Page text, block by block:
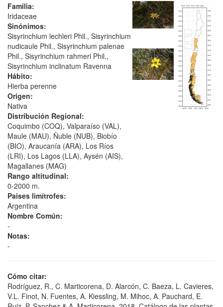
Familia:
Iridaceae
Sinónimos:
Sisyrinchium lechleri Phil., Sisyrinchium
nudicaule Phil., Sisyrinchium palenae
Phil., Sisyrinchium rahmeri Phil.,
Sisyrinchium inclinatum Ravenna
Hábito:
Hierba perenne
Origen:
Nativa
Distribución Regional:
Coquimbo (COQ), Valparaíso (VAL),
Maule (MAU), Ñuble (NUB), Biobío
(BIO), Araucanía (ARA), Los Ríos
(LRI), Los Lagos (LLA), Aysén (AIS),
Magallanes (MAG)
Rango altitudinal:
0-2000 m.
Paises limítrofes:
Argentina
Nombre Común:
-
Notas:
-
Cómo citar:
Rodríguez, R., C. Marticorena, D. Alarcón, C. Baeza, L. Cavieres,
V.L. Finot, N. Fuentes, A. Kiessling, M. Mihoc, A. Pauchard, E.